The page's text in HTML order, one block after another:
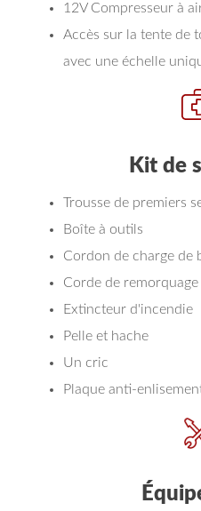
12V Compresseur à
Accès sur la tente de
avec une échelle
Kit de
Trousse de premiers
Boîte à outils
Cordon de charge de
Corde de remorquage
Extincteur d'incendie
Pelle et hache
Un cric
Plaque anti-